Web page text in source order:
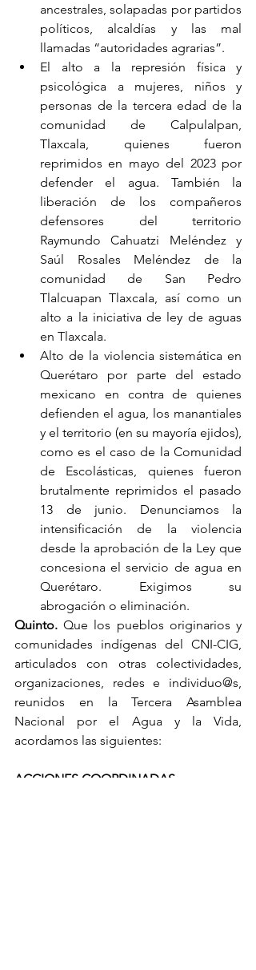
ancestrales, solapadas por partidos
políticos, alcaldías y las mal
llamadas “autoridades agrarias”.
El alto a la represión física y
psicológica a mujeres, niños y
personas de la tercera edad de la
comunidad de Calpulalpan,
Tlaxcala, quienes fueron
reprimidos en mayo del 2023 por
defender el agua. También la
liberación de los compañeros
defensores del territorio
Raymundo Cahuatzi Meléndez y
Saúl Rosales Meléndez de la
comunidad de San Pedro
Tlalcuapan Tlaxcala, así como un
alto a la iniciativa de ley de aguas
en Tlaxcala.
Alto de la violencia sistemática en
Querétaro por parte del estado
mexicano en contra de quienes
defienden el agua, los manantiales
y el territorio (en su mayoría ejidos),
como es el caso de la Comunidad
de Escolásticas, quienes fueron
brutalmente reprimidos el pasado
13 de junio. Denunciamos la
intensificación de la violencia
desde la aprobación de la Ley que
concesiona el servicio de agua en
Querétaro. Exigimos su
abrogación o eliminación.
Quinto. Que los pueblos originarios y
comunidades indígenas del CNI-CIG,
articulados con otras colectividades,
organizaciones, redes e individuo@s,
reunidos en la Tercera Asamblea
Nacional por el Agua y la Vida,
acordamos las siguientes:
ACCIONES COORDINADAS